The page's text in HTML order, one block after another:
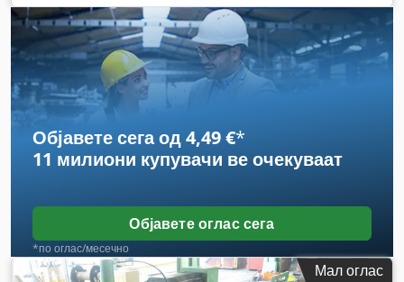
Објавете сега од 4,49 €*
11 милиони купувачи ве очекуваат
Објавете оглас сега
*по оглас/месечно
Мал оглас